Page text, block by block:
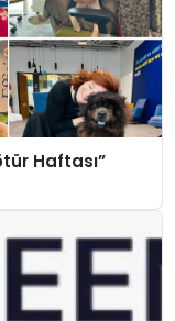
Haftası”